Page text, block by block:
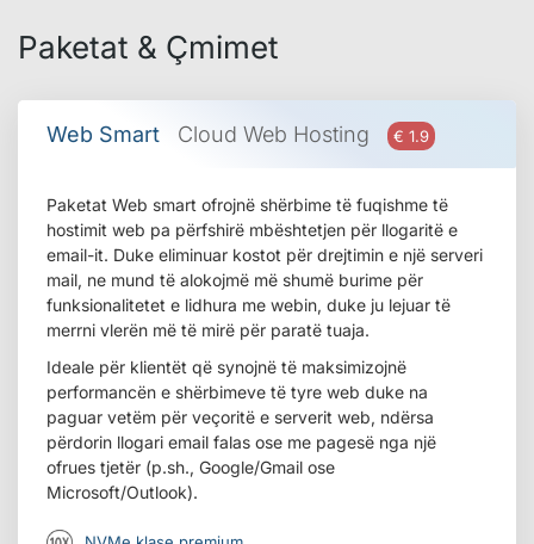
Paketat & Çmimet
Web Smart Cloud Web Hosting € 1.9
Paketat Web smart ofrojnë shërbime të fuqishme të
hostimit web pa përfshirë mbështetjen për llogaritë e
email-it. Duke eliminuar kostot për drejtimin e një serveri
mail, ne mund të alokojmë më shumë burime për
funksionalitetet e lidhura me webin, duke ju lejuar të
merrni vlerën më të mirë për paratë tuaja.
Ideale për klientët që synojnë të maksimizojnë
performancën e shërbimeve të tyre web duke na
paguar vetëm për veçoritë e serverit web, ndërsa
përdorin llogari email falas ose me pagesë nga një
ofrues tjetër (p.sh., Google/Gmail ose
Microsoft/Outlook).